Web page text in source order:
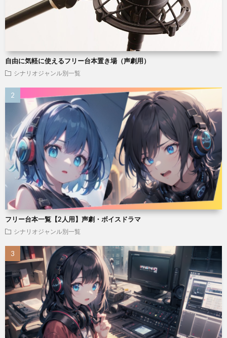
自由に気軽に使えるフリー台本置き場（声劇用）
シナリオジャンル別一覧
フリー台本一覧【2人用】声劇・ボイスドラマ
シナリオジャンル別一覧